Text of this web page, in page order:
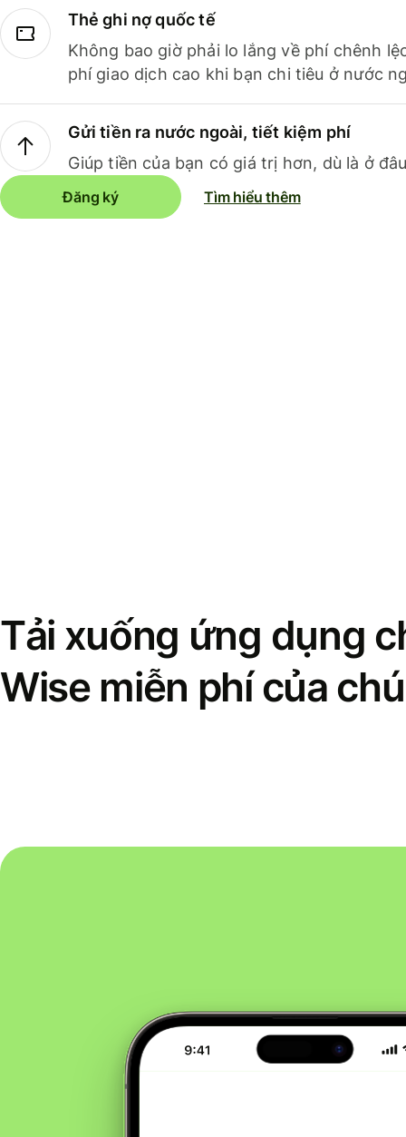
Thẻ ghi nợ quốc tế
Không bao giờ phải lo lắng về phí chênh
phí giao dịch cao khi bạn chi tiêu ở nước
Gửi tiền ra nước ngoài, tiết kiệm phí
Giúp tiền của bạn có giá trị hơn, dù là ở
Đăng ký Tìm hiểu thêm
Tải xuống ứng dụng
Wise miễn phí của